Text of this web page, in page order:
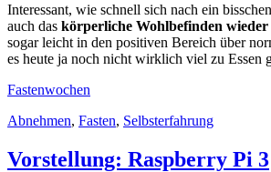
Interessant, wie schnell sich nach ein
auch das körperliche Wohlbefinden
sogar leicht in den positiven Bereich über
es heute ja noch nicht wirklich viel zu Essen
Fastenwochen
Abnehmen, Fasten, Selbsterfahrung
Vorstellung: Raspberry Pi 3